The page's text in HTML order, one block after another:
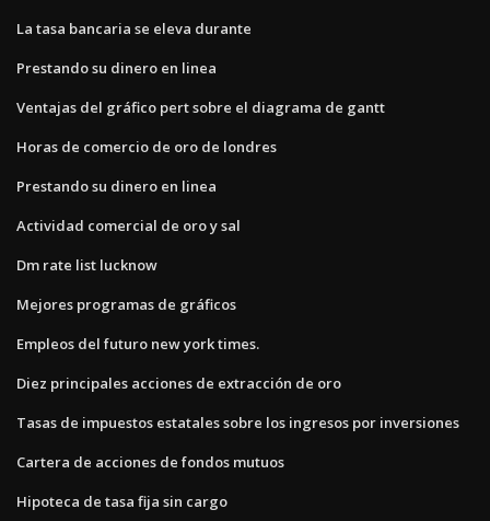
La tasa bancaria se eleva durante
Prestando su dinero en linea
Ventajas del gráfico pert sobre el diagrama de gantt
Horas de comercio de oro de londres
Prestando su dinero en linea
Actividad comercial de oro y sal
Dm rate list lucknow
Mejores programas de gráficos
Empleos del futuro new york times.
Diez principales acciones de extracción de oro
Tasas de impuestos estatales sobre los ingresos por inversiones
Cartera de acciones de fondos mutuos
Hipoteca de tasa fija sin cargo